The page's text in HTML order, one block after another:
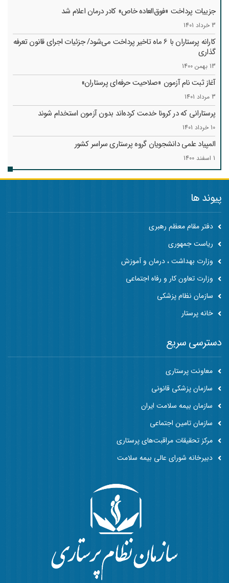
جزییات پرداخت «فوق‌العاده خاص» کادر درمان اعلام شد
3 خرداد 1401
کارانه‌ پرستاران با 6 ماه تاخیر پرداخت می‌شود/ جزئیات اجرای قانون تعرفه
گذاری
13 بهمن 1400
آغاز ثبت نام آزمون «صلاحیت حرفه‌ای پرستاران»
3 مرداد 1401
پرستارانی که در کرونا خدمت کرد‌ه‌اند بدون آزمون استخدام شوند
10 خرداد 1401
المپیاد علمی دانشجویان گروه پرستاری سراسر کشور
1 اسفند 1400
پیوند ها
دفتر مقام معظم رهبری
ریاست جمهوری
وزارت بهداشت ، درمان و آموزش
وزارت تعاون کار و رفاه اجتماعی
سازمان نظام پزشکی
خانه پرستار
دسترسی سریع
معاونت پرستاری
سازمان پزشکی قانونی
سازمان بیمه سلامت ایران
سازمان تامین اجتماعی
مرکز تحقیقات مراقبت‌های پرستاری
دبیرخانه شورای عالی بیمه سلامت